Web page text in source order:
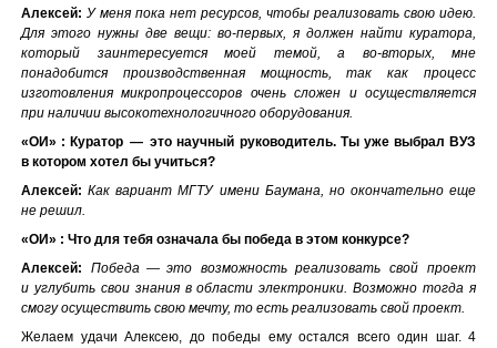
Алексей: У меня пока нет ресурсов, чтобы реализовать свою идею.
Для этого нужны две вещи: во-первых, я должен найти куратора,
который заинтересуется моей темой, а во-вторых, мне
понадобится производственная мощность, так как процесс
изготовления микропроцессоров очень сложен и осуществляется
при наличии высокотехнологичного оборудования.
«ОИ» : Куратор — это научный руководитель. Ты уже выбрал ВУЗ
в котором хотел бы учиться?
Алексей: Как вариант МГТУ имени Баумана, но окончательно еще
не решил.
«ОИ» : Что для тебя означала бы победа в этом конкурсе?
Алексей:
Победа — это возможность реализовать свой проект
и углубить свои знания в области электроники. Возможно тогда я
смогу осуществить свою мечту, то есть реализовать свой проект.
Желаем удачи Алексею, до победы ему остался всего один шаг. 4